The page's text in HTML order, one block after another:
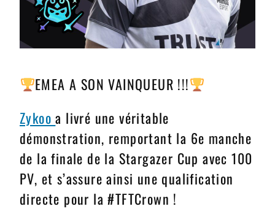
EMEA A SON VAINQUEUR !!!
Zykooa livré une véritable
démonstration, remportant la 6e manche
de la finale de la Stargazer Cup avec 100
PV, et s’assure ainsi une qualification
directe pour la #TFTCrown !